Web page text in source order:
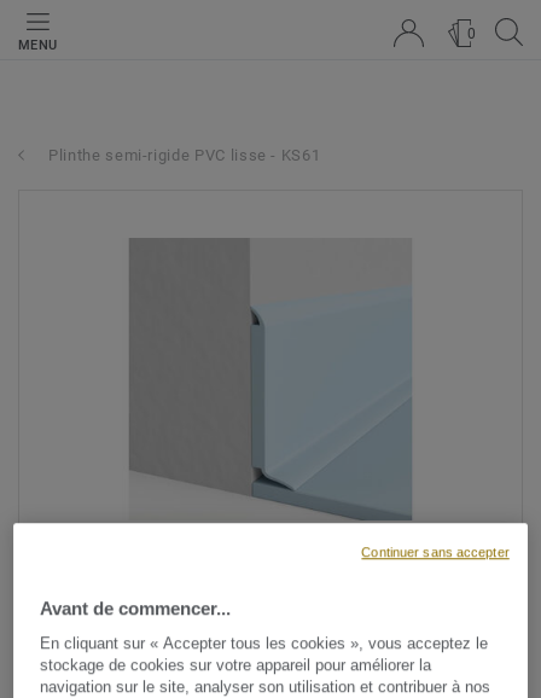
MENU
0
Plinthe semi-rigide PVC lisse - KS61
Avant de commencer...
En cliquant sur « Accepter tous les cookies », vous acceptez le
stockage de cookies sur votre appareil pour améliorer la
navigation sur le site, analyser son utilisation et contribuer à nos
Continuer sans accepter